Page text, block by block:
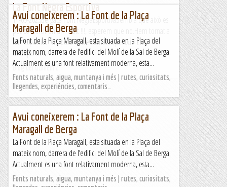
La Font Negra Esportiva
14-09-2023BergaLa Font NegraEsportivaSembla que això es
pot convertir en un hàbit !!!, esperem que no.Hem tornat a
fer "esportiva" ho poso entre cometes perquè ens
dediquem...
Blog del Guillem 2
Avui coneixerem : La Font de la Plaça
Maragall de Berga
La Font de la Plaça Maragall, esta situada en la Plaça del
mateix nom, darrera de l’edifici del Molí de la Sal de Berga.
Actualment es una font relativament moderna, esta...
Fonts naturals, aigua, muntanya i més | rutes, curiositats,
llegendes, experiències, comentaris…
Avui coneixerem : La Font de la Plaça
Maragall de Berga
La Font de la Plaça Maragall, esta situada en la Plaça del
mateix nom, darrera de l’edifici del Molí de la Sal de Berga.
Actualment es una font relativament moderna, esta...
Fonts naturals, aigua, muntanya i més | rutes, curiositats,